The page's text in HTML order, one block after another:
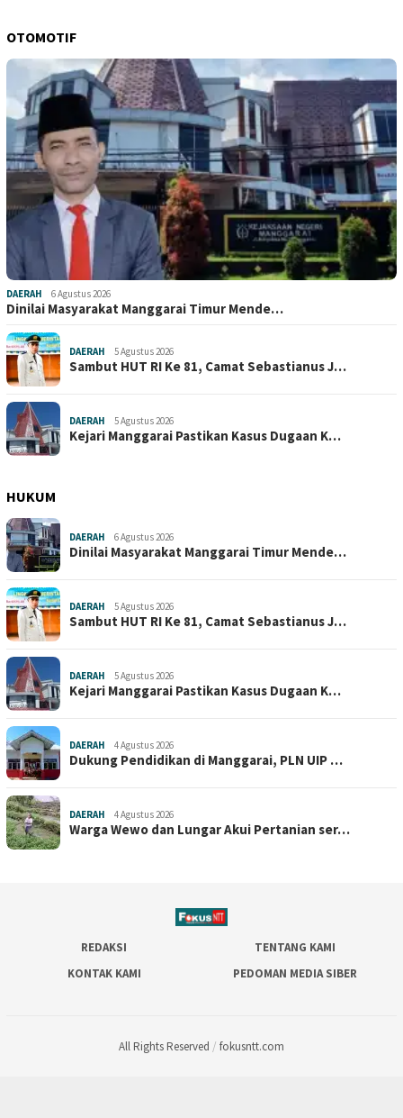
OTOMOTIF
DAERAH 6 Agustus 2026
Dinilai Masyarakat Manggarai Timur Mende…
DAERAH 5 Agustus 2026
Sambut HUT RI Ke 81, Camat Sebastianus J…
DAERAH 5 Agustus 2026
Kejari Manggarai Pastikan Kasus Dugaan K…
HUKUM
DAERAH 6 Agustus 2026
Dinilai Masyarakat Manggarai Timur Mende…
DAERAH 5 Agustus 2026
Sambut HUT RI Ke 81, Camat Sebastianus J…
DAERAH 5 Agustus 2026
Kejari Manggarai Pastikan Kasus Dugaan K…
DAERAH 4 Agustus 2026
Dukung Pendidikan di Manggarai, PLN UIP …
DAERAH 4 Agustus 2026
Warga Wewo dan Lungar Akui Pertanian ser…
REDAKSI
TENTANG KAMI
KONTAK KAMI
PEDOMAN MEDIA SIBER
All Rights Reserved / fokusntt.com